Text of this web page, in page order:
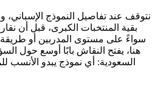
نتوقف عند تفاصيل النموذج الإسباني،
بقية المنتخبات الكبرى، قبل أن
سواءً على مستوى المدربين أو طريقة
هنا، يفتح النقاش بابًا أوسع حول
السعودية: أي نموذج يبدو الأنسب